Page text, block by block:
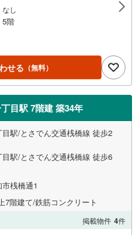
なし
5階
せる （無料）
目駅 7階建 築34年
駅/とさでん交通桟橋線 徒歩2
駅/とさでん交通桟橋線 徒歩6
桟橋通1
7階建て/鉄筋コンクリート
掲載物件 4件